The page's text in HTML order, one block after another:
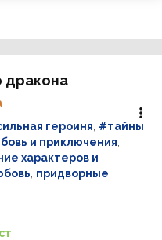
дракона
героиня #тайны
и приключения
характеров и
придворные